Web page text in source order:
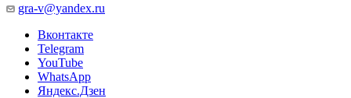
gra-v@yandex.ru
Вконтакте
Telegram
YouTube
WhatsApp
Яндекс.Дзен